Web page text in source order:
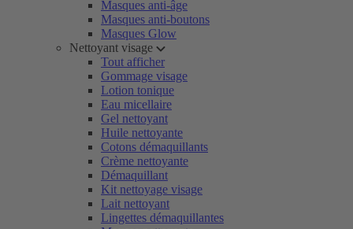
Masques anti-âge
Masques anti-boutons
Masques Glow
Nettoyant visage
Tout afficher
Gommage visage
Lotion tonique
Eau micellaire
Gel nettoyant
Huile nettoyante
Cotons démaquillants
Crème nettoyante
Démaquillant
Kit nettoyage visage
Lait nettoyant
Lingettes démaquillantes